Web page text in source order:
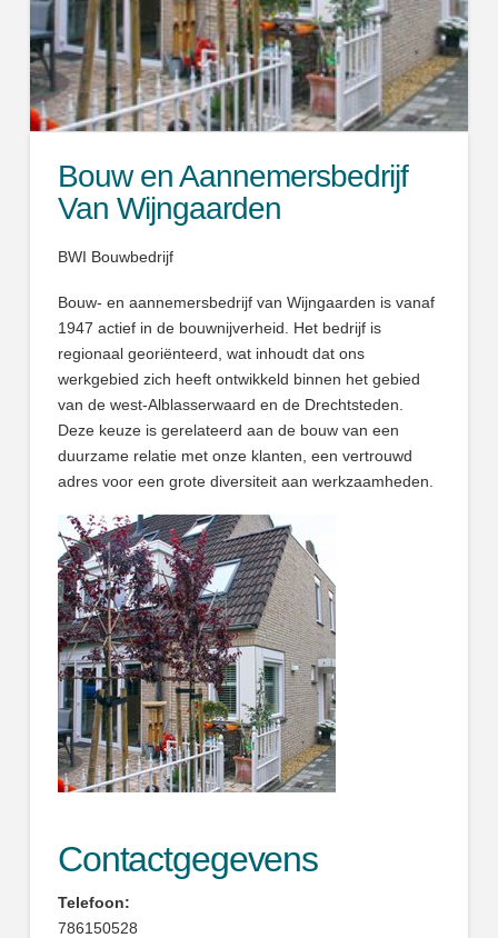
Bouw en Aannemersbedrijf
Van Wijngaarden
BWI Bouwbedrijf
Bouw- en aannemersbedrijf van Wijngaarden is vanaf
1947 actief in de bouwnijverheid. Het bedrijf is
regionaal georiënteerd, wat inhoudt dat ons
werkgebied zich heeft ontwikkeld binnen het gebied
van de west-Alblasserwaard en de Drechtsteden.
Deze keuze is gerelateerd aan de bouw van een
duurzame relatie met onze klanten, een vertrouwd
adres voor een grote diversiteit aan werkzaamheden.
Contactgegevens
Telefoon:
786150528